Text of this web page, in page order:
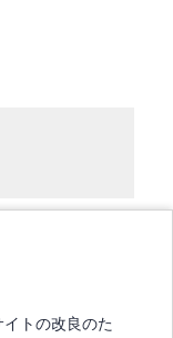
トの改良のた